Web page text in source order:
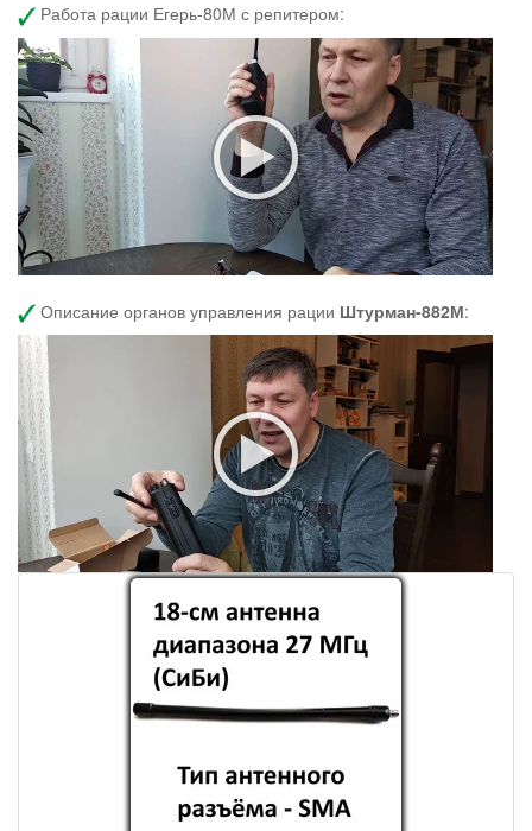
Работа рации Егерь-80М с репитером:
Описание органов управления рации Штурман-882М: